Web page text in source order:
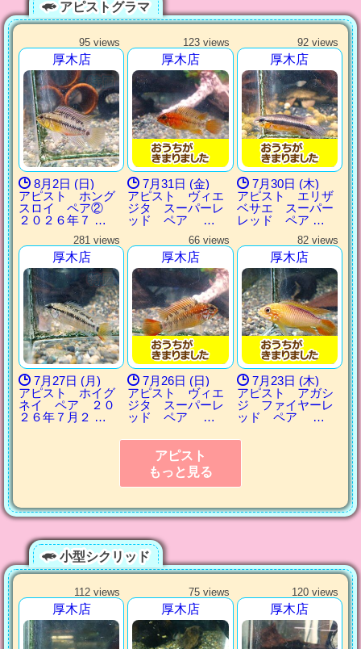
アピストグラマ
95 views
厚木店
8月2日 (日)
アピスト ホング
スロイ ペア②
２０２６年７ …
123 views
厚木店
7月31日 (金)
アピスト ヴィエ
ジタ スーパーレ
ッド ペア …
92 views
厚木店
7月30日 (木)
アピスト エリザ
ベサエ スーパー
レッド ペア …
281 views
厚木店
7月27日 (月)
アピスト ホイグ
ネイ ペア ２０
２６年７月２ …
66 views
厚木店
7月26日 (日)
アピスト ヴィエ
ジタ スーパーレ
ッド ペア …
82 views
厚木店
7月23日 (木)
アピスト アガシ
ジ ファイヤーレ
ッド ペア …
アピスト
もっと見る
小型シクリッド
112 views
厚木店
75 views
厚木店
120 views
厚木店